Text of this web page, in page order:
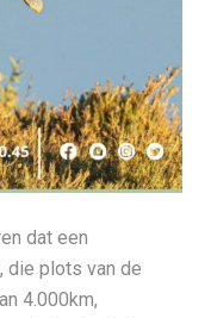
dat een
die plots van de
4.000km,